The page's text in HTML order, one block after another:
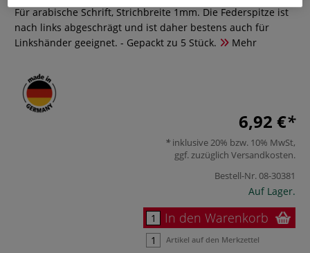
Für arabische Schrift, Strichbreite 1mm. Die Federspitze ist
nach links abgeschrägt und ist daher bestens auch für
Linkshänder geeignet. - Gepackt zu 5 Stück.
Mehr
6,92 €
inklusive 20% bzw. 10% MwSt,
ggf. zuzüglich Versandkosten.
Bestell-Nr.08-30381
Auf Lager.
In den Warenkorb
Artikel auf den Merkzettel